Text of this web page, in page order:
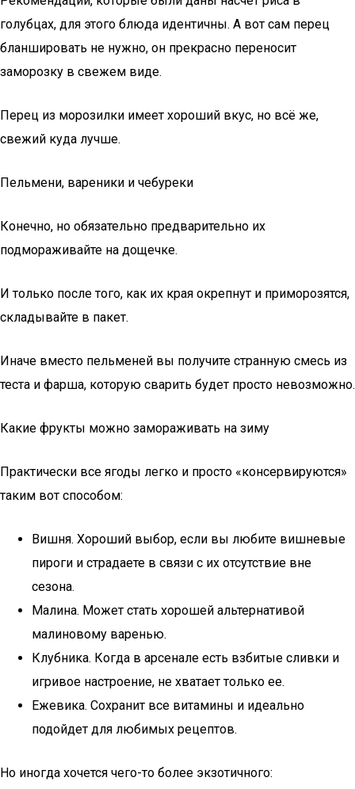
голубцах, для этого блюда идентичны. А вот сам перец
бланшировать не нужно, он прекрасно переносит
заморозку в свежем виде.
Перец из морозилки имеет хороший вкус, но всё же,
свежий куда лучше.
Пельмени, вареники и чебуреки
Конечно, но обязательно предварительно их
подмораживайте на дощечке.
И только после того, как их края окрепнут и приморозятся,
складывайте в пакет.
Иначе вместо пельменей вы получите странную смесь из
теста и фарша, которую сварить будет просто невозможно.
Какие фрукты можно замораживать на зиму
Практически все ягоды легко и просто «консервируются»
таким вот способом:
Вишня. Хороший выбор, если вы любите вишневые
пироги и страдаете в связи с их отсутствие вне
сезона.
Малина. Может стать хорошей альтернативой
малиновому варенью.
Клубника. Когда в арсенале есть взбитые сливки и
игривое настроение, не хватает только ее.
Ежевика. Сохранит все витамины и идеально
подойдет для любимых рецептов.
Но иногда хочется чего-то более экзотичного: